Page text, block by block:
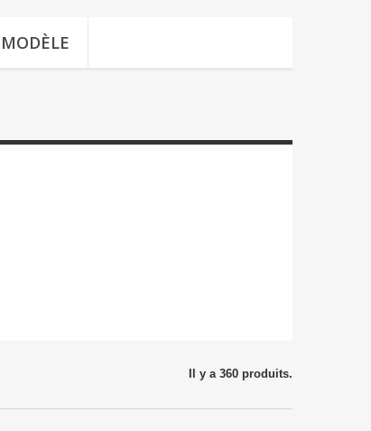
Il y a 360 produits.